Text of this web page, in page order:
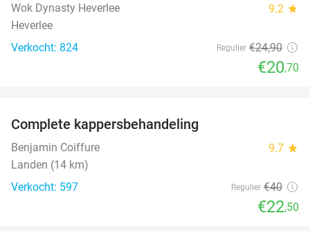
Wok Dynasty Heverlee 9.2 star
Heverlee
Verkocht: 824
Regulier €24,90
€20,70
Complete kappersbehandeling
Benjamin Coiffure 9.7 star
Landen (14 km)
Verkocht: 597
Regulier €40
€22,50